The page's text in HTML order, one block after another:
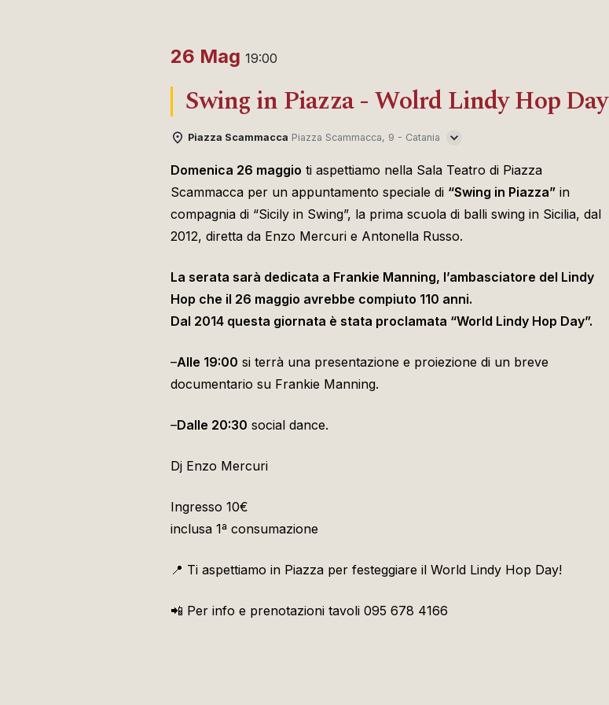
26 Mag 19:00
Swing in Piazza - Wolrd Lindy Hop Day
Piazza Scammacca Piazza Scammacca, 9 - Catania
Domenica 26 maggio ti aspettiamo nella Sala Teatro di Piazza
Scammacca per un appuntamento speciale di “Swing in Piazza” in
compagnia di “Sicily in Swing”, la prima scuola di balli swing in Sicilia, dal
2012, diretta da Enzo Mercuri e Antonella Russo.
La serata sarà dedicata a Frankie Manning, l’ambasciatore del Lindy
Hop che il 26 maggio avrebbe compiuto 110 anni.
Dal 2014 questa giornata è stata proclamata “World Lindy Hop Day”.
–Alle 19:00 si terrà una presentazione e proiezione di un breve
documentario su Frankie Manning.
–Dalle 20:30 social dance.
Dj Enzo Mercuri
Ingresso 10€
inclusa 1ª consumazione
📍 Ti aspettiamo in Piazza per festeggiare il World Lindy Hop Day!
📲 Per info e prenotazioni tavoli 095 678 4166